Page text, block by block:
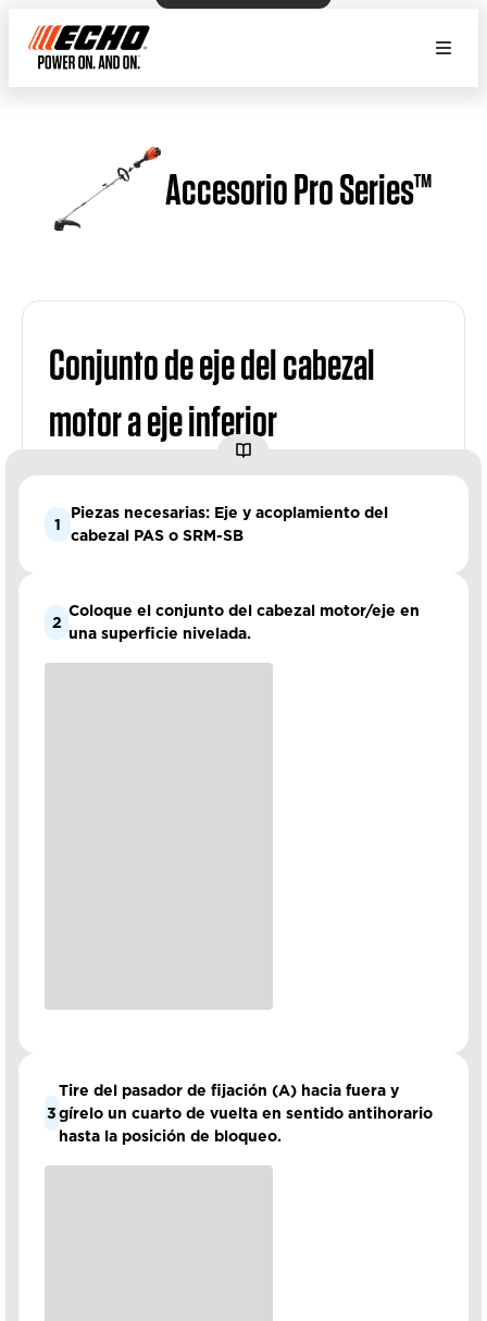
Accesorio Pro Series™
Conjunto de eje del cabezal
motor a eje inferior
1
Piezas necesarias: Eje y acoplamiento del
cabezal PAS o SRM-SB
2
Coloque el conjunto del cabezal motor/eje en
una superficie nivelada.
3
Tire del pasador de fijación (A) hacia fuera y
gírelo un cuarto de vuelta en sentido antihorario
hasta la posición de bloqueo.